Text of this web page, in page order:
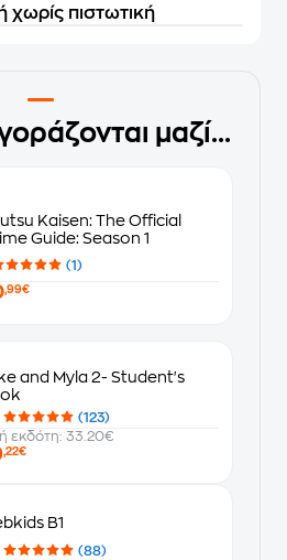
χωρίς πιστωτική
μαζί...
Kaisen: The Official
Guide: Season 1
(1)
,99€
and Myla 2- Student's
(123)
εκδότη: 33.20€
,22€
B1
(88)